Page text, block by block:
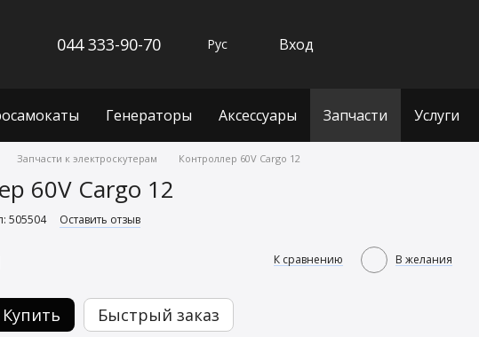
044 333-90-70 Рус Вход
Генераторы Аксессуары Запчасти Услуги
Запчасти к электроскутерам Контроллер 60V Cargo 12
60V Cargo 12
505504 Оставить отзыв
К сравнению В желания
Купить Быстрый заказ